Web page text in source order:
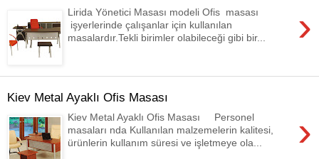
›
Lirida Yönetici Masası modeli Ofis masası
işyerlerinde çalışanlar için kullanılan
masalardır.Tekli birimler olabileceği gibi bir...
Kiev Metal Ayaklı Ofis Masası
›
Kiev Metal Ayaklı Ofis Masası Personel
masaları nda Kullanılan malzemelerin kalitesi,
ürünlerin kullanım süresi ve işletmeye ola...